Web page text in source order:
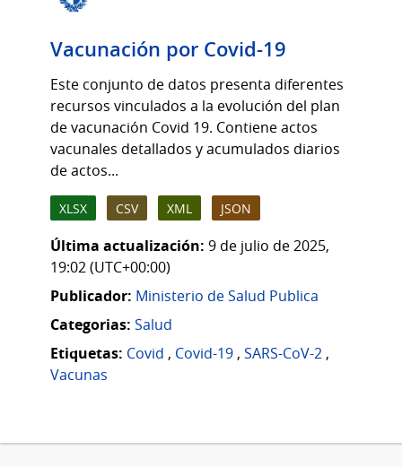
Vacunación por Covid-19
Este conjunto de datos presenta diferentes
recursos vinculados a la evolución del plan
de vacunación Covid 19. Contiene actos
vacunales detallados y acumulados diarios
de actos...
XLSX CSV XML JSON
Última actualización: 9 de julio de 2025,
19:02 (UTC+00:00)
Publicador: Ministerio de Salud Publica
Categorias: Salud
Etiquetas: Covid , Covid-19 , SARS-CoV-2 ,
Vacunas